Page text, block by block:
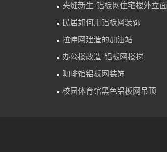
夹缝新生-铝板网住宅楼外立面
民居如何用铝板网装饰
拉伸网建造的加油站
办公楼改造-铝板网楼梯
咖啡馆铝板网装饰
校园体育馆黑色铝板网吊顶